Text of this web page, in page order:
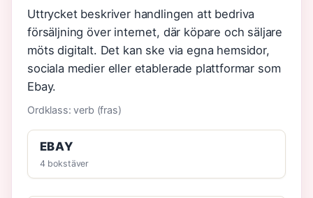
Uttrycket beskriver handlingen att bedriva
försäljning över internet, där köpare och säljare
möts digitalt. Det kan ske via egna hemsidor,
sociala medier eller etablerade plattformar som
Ebay.
Ordklass: verb (fras)
EBAY
4 bokstäver